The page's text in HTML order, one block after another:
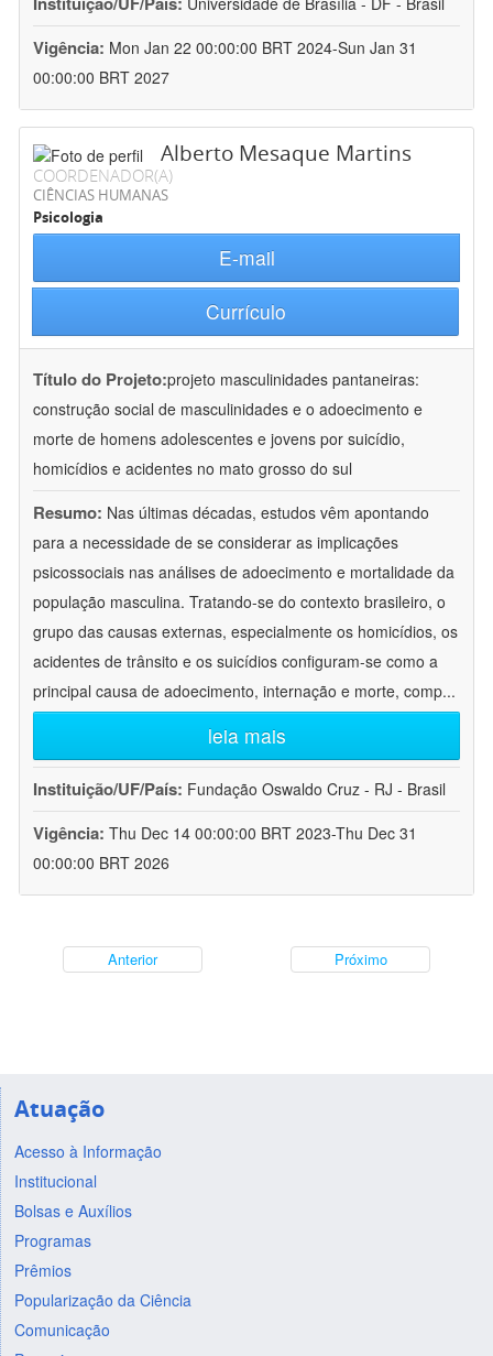
Vigência: Mon Jan 22 00:00:00 BRT 2024-Sun Jan 31
00:00:00 BRT 2027
Alberto Mesaque Martins
COORDENADOR(A)
CIÊNCIAS HUMANAS
Psicologia
E-mail
Currículo
Título do Projeto:projeto masculinidades pantaneiras:
construção social de masculinidades e o adoecimento e
morte de homens adolescentes e jovens por suicídio,
homicídios e acidentes no mato grosso do sul
Resumo: Nas últimas décadas, estudos vêm apontando
para a necessidade de se considerar as implicações
psicossociais nas análises de adoecimento e mortalidade da
população masculina. Tratando-se do contexto brasileiro, o
grupo das causas externas, especialmente os homicídios, os
acidentes de trânsito e os suicídios configuram-se como a
principal causa de adoecimento, internação e morte, comp...
leia mais
Instituição/UF/País: Fundação Oswaldo Cruz - RJ - Brasil
Vigência: Thu Dec 14 00:00:00 BRT 2023-Thu Dec 31
00:00:00 BRT 2026
Anterior Próximo
Atuação
Acesso à Informação
Institucional
Bolsas e Auxílios
Programas
Prêmios
Popularização da Ciência
Comunicação